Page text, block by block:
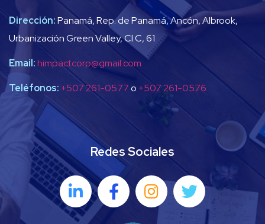
Dirección:Panamá, Rep. de Panamá, Ancón, Albrook,
Urbanización Green Valley, Cl C, 61
Email:himpactcorp@gmail.com
Teléfonos: +507 261-0577o +507 261-0576
Redes Sociales